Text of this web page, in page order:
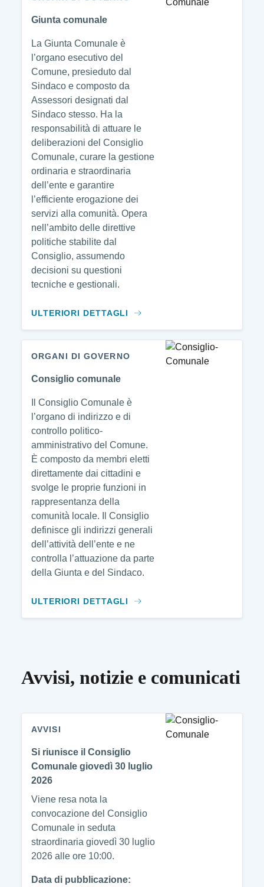
Giunta comunale
La Giunta Comunale è
l’organo esecutivo del
Comune, presieduto dal
Sindaco e composto da
Assessori designati dal
Sindaco stesso. Ha la
responsabilità di attuare le
deliberazioni del Consiglio
Comunale, curare la gestione
ordinaria e straordinaria
dell’ente e garantire
l’efficiente erogazione dei
servizi alla comunità. Opera
nell’ambito delle direttive
politiche stabilite dal
Consiglio, assumendo
decisioni su questioni
tecniche e gestionali.
ULTERIORI DETTAGLI
ORGANI DI GOVERNO
Consiglio comunale
Il Consiglio Comunale è
l’organo di indirizzo e di
controllo politico-
amministrativo del Comune.
È composto da membri eletti
direttamente dai cittadini e
svolge le proprie funzioni in
rappresentanza della
comunità locale. Il Consiglio
definisce gli indirizzi generali
dell’attività dell’ente e ne
controlla l’attuazione da parte
della Giunta e del Sindaco.
ULTERIORI DETTAGLI
Avvisi, notizie e comunicati
AVVISI
Si riunisce il Consiglio
Comunale giovedì 30 luglio
2026
Viene resa nota la
convocazione del Consiglio
Comunale in seduta
straordinaria giovedì 30 luglio
2026 alle ore 10:00.
Data di pubblicazione: